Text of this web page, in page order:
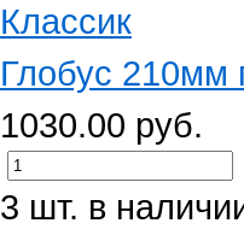
Глобус 210мм
1030.00 руб.
3 шт. в